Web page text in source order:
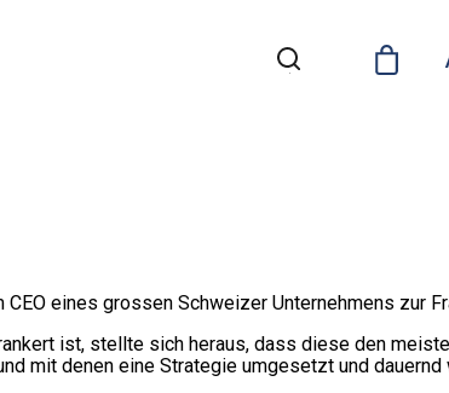
eines grossen Schweizer Unternehmens zur
ist, stellte sich heraus, dass diese den
mit denen eine Strategie umgesetzt und